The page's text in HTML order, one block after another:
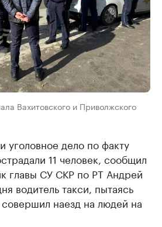
Вахитовского и Приволжского
уголовное дело по факту
11 человек, сообщил
главы СУ СКР по РТ Андрей
водитель такси, пытаясь
совершил наезд на людей на